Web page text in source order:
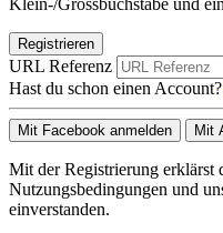
Registrieren
URL Referenz
Hast du schon einen Account?
Mit Facebook anmelden Mit
Mit der Registrierung erklärst
Nutzungsbedingungen und
einverstanden.